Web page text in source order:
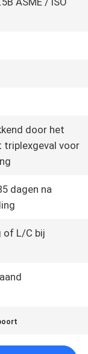
door het
triplexgeval voor
dagen na
of L/C bij